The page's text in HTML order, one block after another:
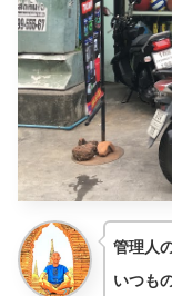
管理人
いつも